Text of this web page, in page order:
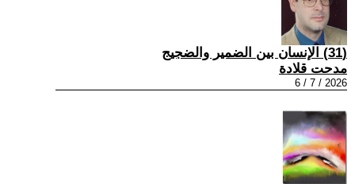
(31) الإنسان بين الضمير والضجيج
مدحت قلادة
2026 / 7 / 6